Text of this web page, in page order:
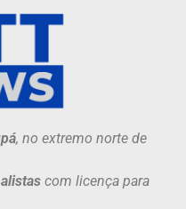
, no extremo norte de
com licença para